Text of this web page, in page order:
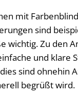
mit
sind
wichtig. Zu den
und klare
sind ohnehin
begrüßt wird.